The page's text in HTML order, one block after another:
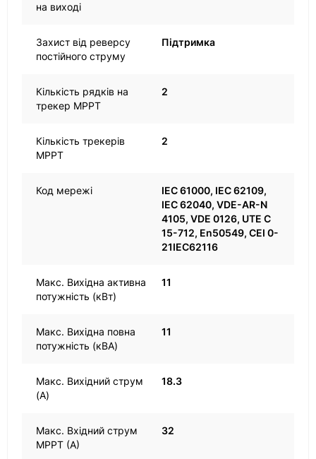
на виході
Захист від реверсу
постійного струму
Підтримка
Кількість рядків на
трекер MPPT
2
Кількість трекерів
MPPT
2
Код мережі
IEC 61000, IEC 62109,
IEC 62040, VDE-AR-N
4105, VDE 0126, UTE C
15-712, En50549, CEI 0-
21IEC62116
Макс. Вихідна активна
потужність (кВт)
11
Макс. Вихідна повна
потужність (кВА)
11
Макс. Вихідний струм
(A)
18.3
Макс. Вхідний струм
MPPT (A)
32